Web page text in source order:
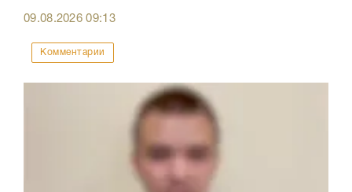
09.08.202609:13
Комментарии